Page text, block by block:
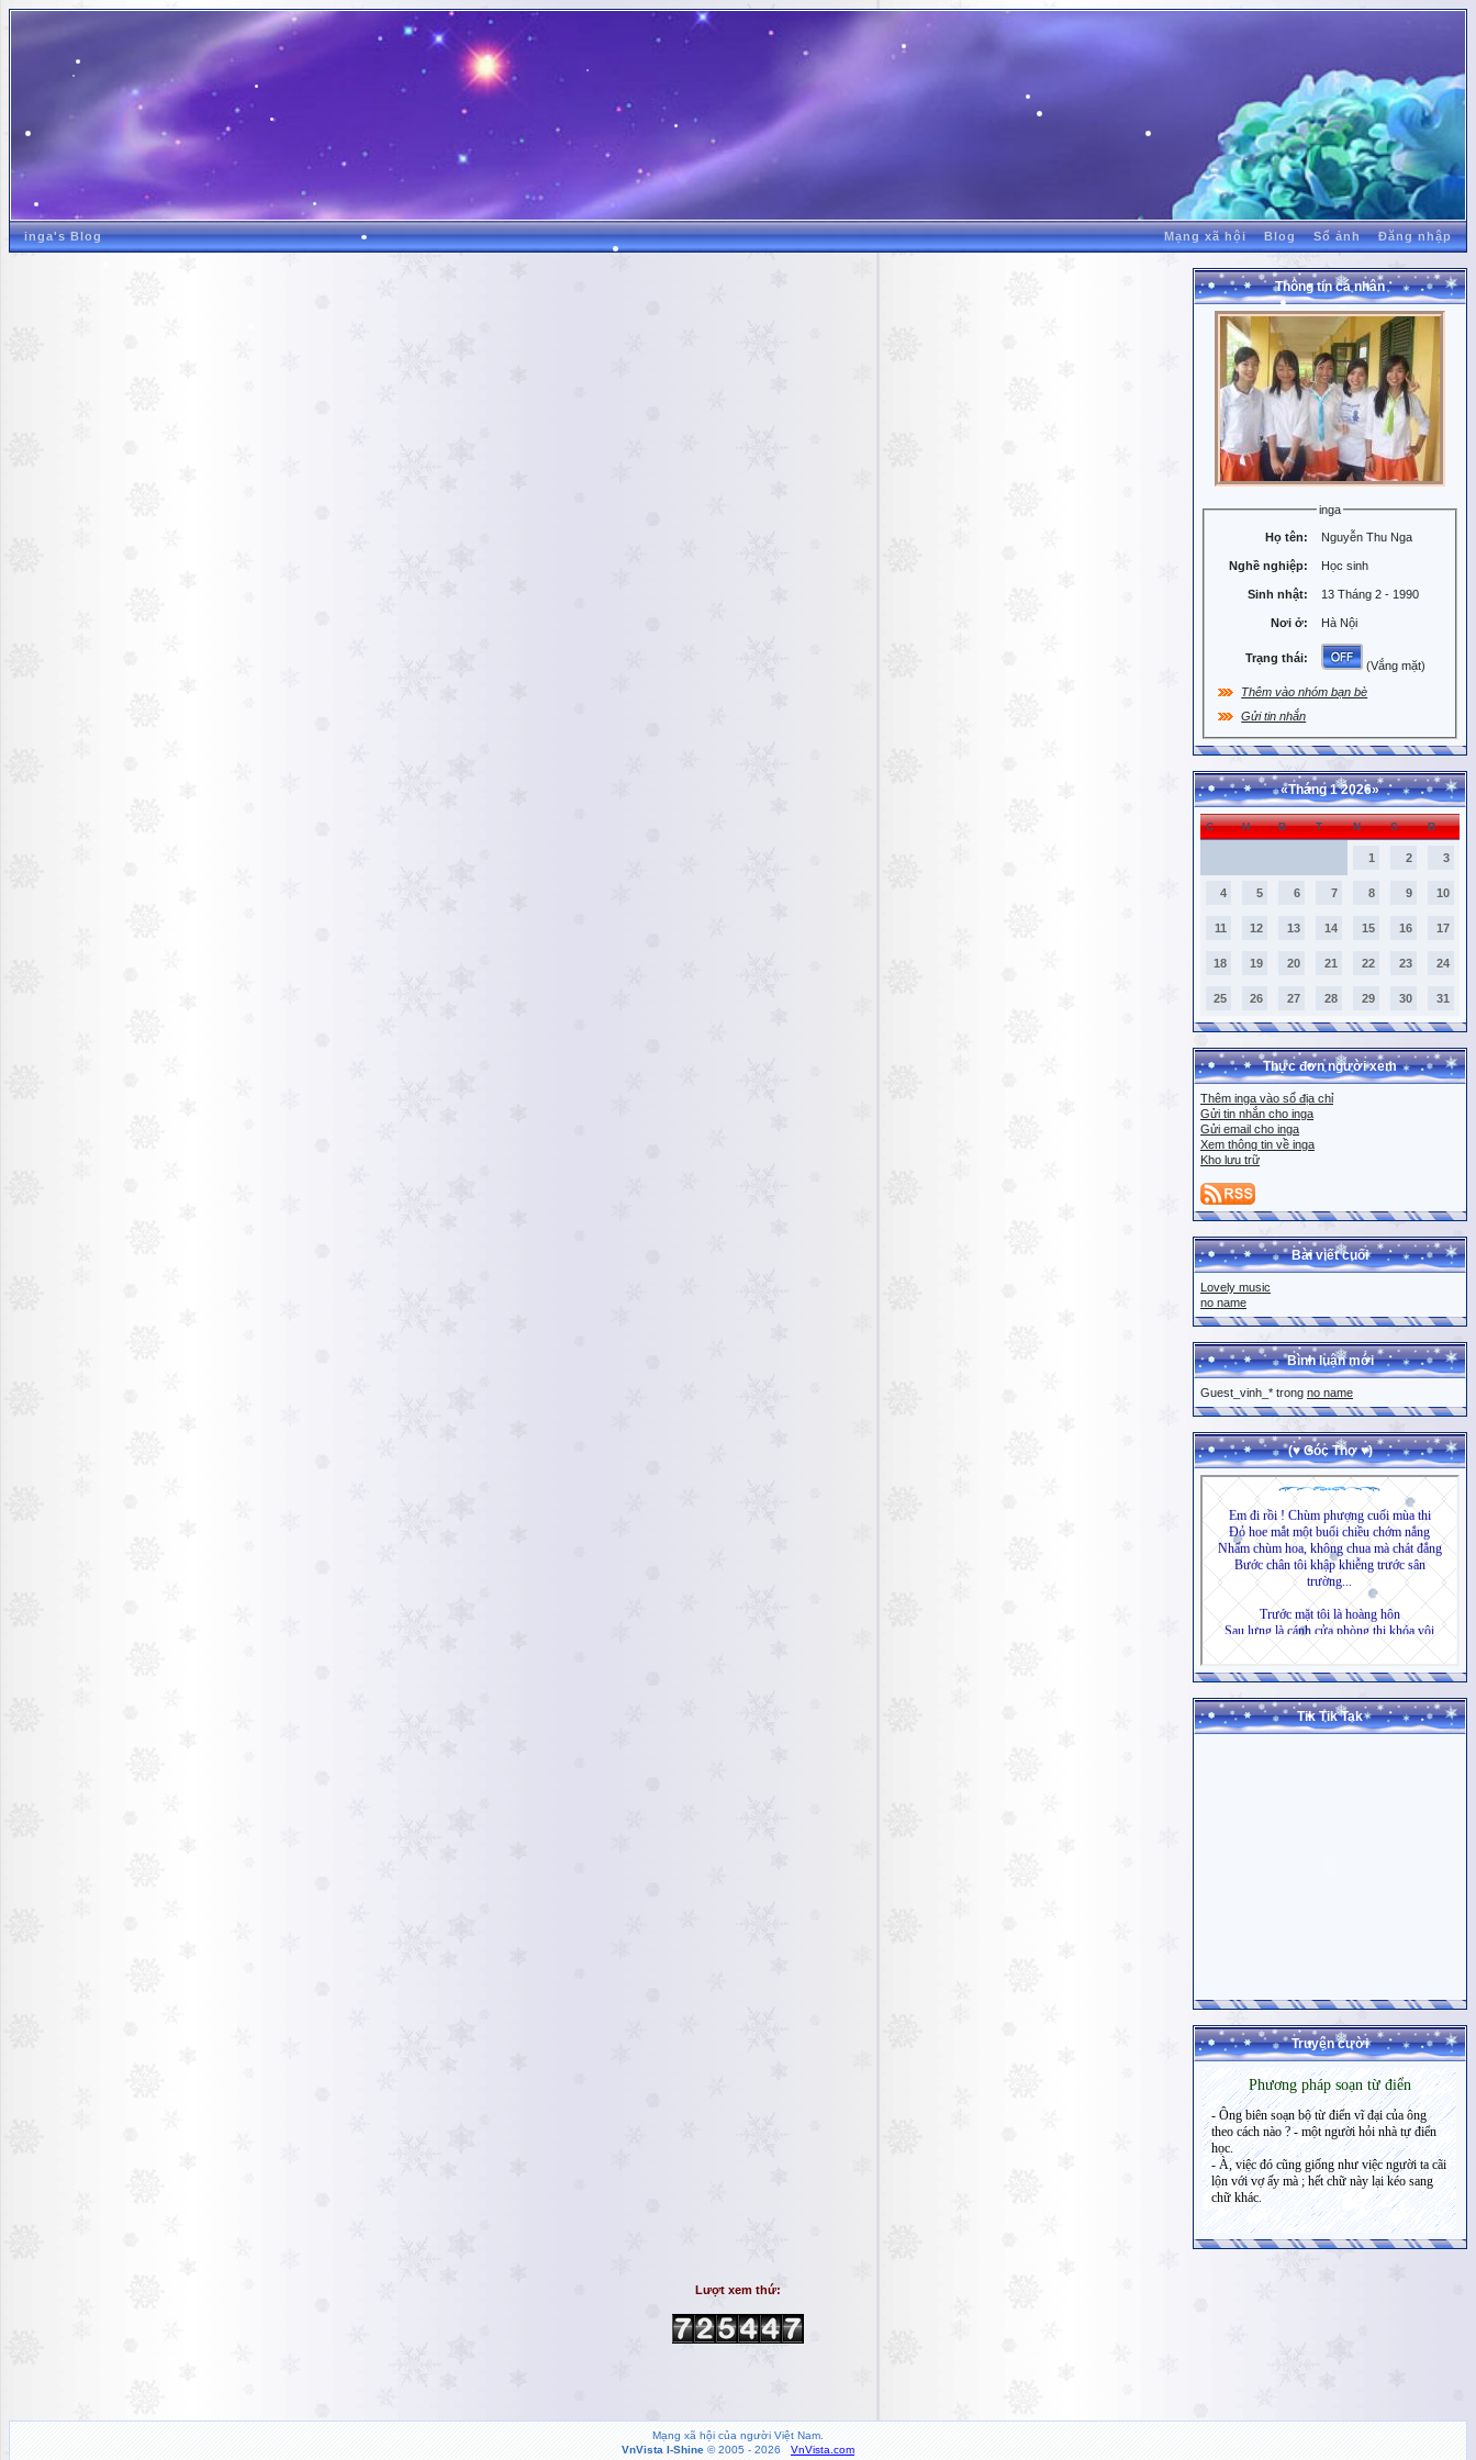
inga's Blog Mạng xã hội Blog Sổ ảnh Đăng nhập
Thông tin cá nhân
inga
Họ tên: Nguyễn Thu Nga
Nghề nghiệp: Học sinh
Sinh nhật: 13 Tháng 2 - 1990
Nơi ở: Hà Nội
Trạng thái:
(Vắng mặt)
Thêm vào nhóm bạn bè
Gửi tin nhắn
«Tháng 1 2026»
C H B T N S B
1 2 3
4 5 6 7 8 9 10
11 12 13 14 15 16 17
18 19 20 21 22 23 24
25 26 27 28 29 30 31
Thực đơn người xem
Thêm inga vào sổ địa chỉ
Gửi tin nhắn cho inga
Gửi email cho inga
Xem thông tin về inga
Kho lưu trữ
Bài viết cuối
Lovely music
no name
Bình luận mới
Guest_vinh_* trong no name
(♥ Góc Thơ ♥)
Tik Tik Tak
Truyện cười
Lượt xem thứ:
Mạng xã hội của người Việt Nam.
VnVista I-Shine © 2005 - 2026 VnVista.com